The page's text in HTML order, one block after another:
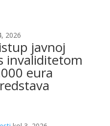
2026
javnoj
invaliditetom
eura